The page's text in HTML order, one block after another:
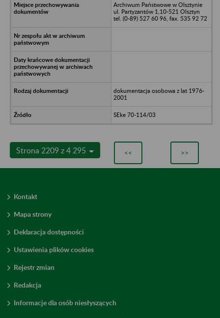
Archiwum Państwowe w Olsztynie
ul. Partyzantów 1,10-521 Olsztyn
tel. (0-89) 527 60 96, fax. 535 92 72
dokumentacja osobowa z lat 1976-
2001
SEke 70-114/03
Strona 2209 z 4 295 << >>
Kontakt
Mapa strony
Deklaracja dostępności
Ustawienia plików cookies
Rejestr zmian
Redakcja
Informacje dla osób niesłyszących